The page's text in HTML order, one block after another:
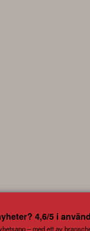
4,6/5 i
– med ett av